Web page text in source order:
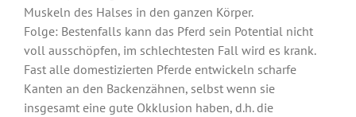
Muskeln des Halses in den ganzen Körper.
Folge: Bestenfalls kann das Pferd sein Potential nicht
voll ausschöpfen, im schlechtesten Fall wird es krank.
Fast alle domestizierten Pferde entwickeln scharfe
Kanten an den Backenzähnen, selbst wenn sie
insgesamt eine gute Okklusion haben, d.h. die